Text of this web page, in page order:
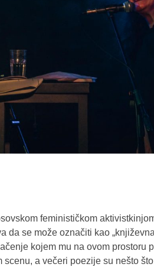
feminističkom
da se može označiti kao
kojem mu na ovom prostoru
a večeri poezije su nešto